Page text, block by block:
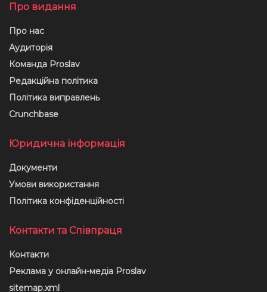
Про видання
Про нас
Аудиторія
Команда Proslav
Редакційна політика
Політика виправлень
Crunchbase
Юридична інформація
Документи
Умови використання
Політика конфіденційності
Контакти та Співпраця
Контакти
Реклама у онлайн-медіа Proslav
sitemap.xml